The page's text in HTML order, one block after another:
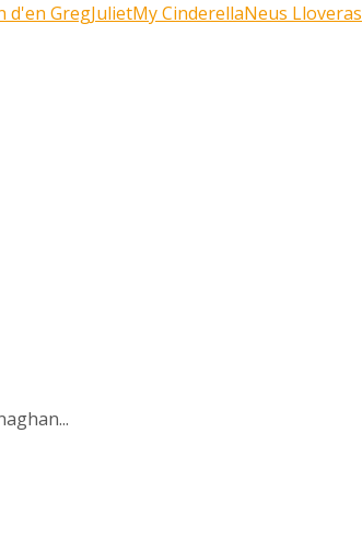
d'en GregJulietMy CinderellaNeus Lloveras